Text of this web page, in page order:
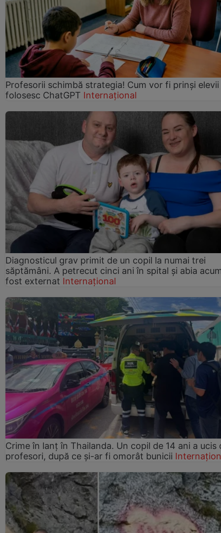
Profesorii schimbă strategia! Cum vor fi prinși elevii
folosesc ChatGPT Internațional
Diagnosticul grav primit de un copil la numai trei
săptămâni. A petrecut cinci ani în spital și abia
fost externat Internațional
Crime în lanț în Thailanda. Un copil de 14 ani a ucis
profesori, după ce și-ar fi omorât bunicii